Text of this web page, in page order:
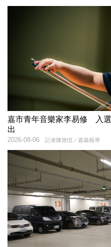
嘉市青年音樂家李易修 入
出
記者陳致愷／嘉義報導
2026-08-06